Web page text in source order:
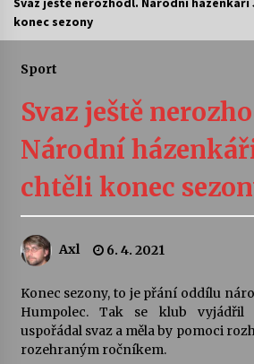
Letní koncerty ve
4. 8. 2026
Vernisáž výstavy
30. 7. 2026
Pozvánka na integrační
konec sezony
Sport
Svaz ještě
Národní
chtěli konec
Axl 6. 4. 2021
Konec sezony, to je přání oddílu
Humpolec. Tak se klub vyjádřil
uspořádal svaz a měla by pomoci
rozehraným ročníkem.